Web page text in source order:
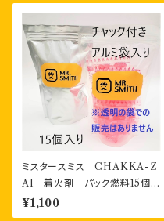
ミスタースミス CHAKKA-Z
AI 着火剤 パック燃料15個
チャック付き袋入り
¥1,100